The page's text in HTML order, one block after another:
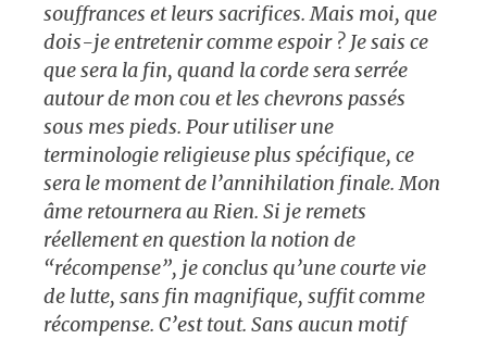
souffrances et leurs sacrifices. Mais moi, que
dois-je entretenir comme espoir ? Je sais ce
que sera la fin, quand la corde sera serrée
autour de mon cou et les chevrons passés
sous mes pieds. Pour utiliser une
terminologie religieuse plus spécifique, ce
sera le moment de l’annihilation finale. Mon
âme retournera au Rien. Si je remets
réellement en question la notion de
“récompense”, je conclus qu’une courte vie
de lutte, sans fin magnifique, suffit comme
récompense. C’est tout. Sans aucun motif